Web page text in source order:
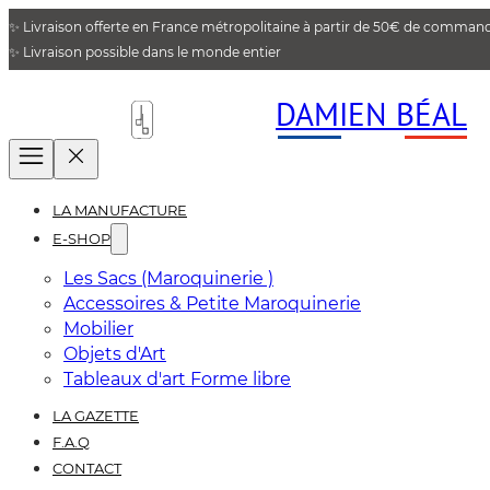
✨ Livraison offerte en France métropolitaine à partir de 50€ de
✨ Livraison possible dans le monde entier
DAMIEN BÉAL
LA MANUFACTURE
E-SHOP
Les Sacs (Maroquinerie )
Accessoires & Petite Maroquinerie
Mobilier
Objets d'Art
Tableaux d'art Forme libre
LA GAZETTE
F.A.Q
CONTACT